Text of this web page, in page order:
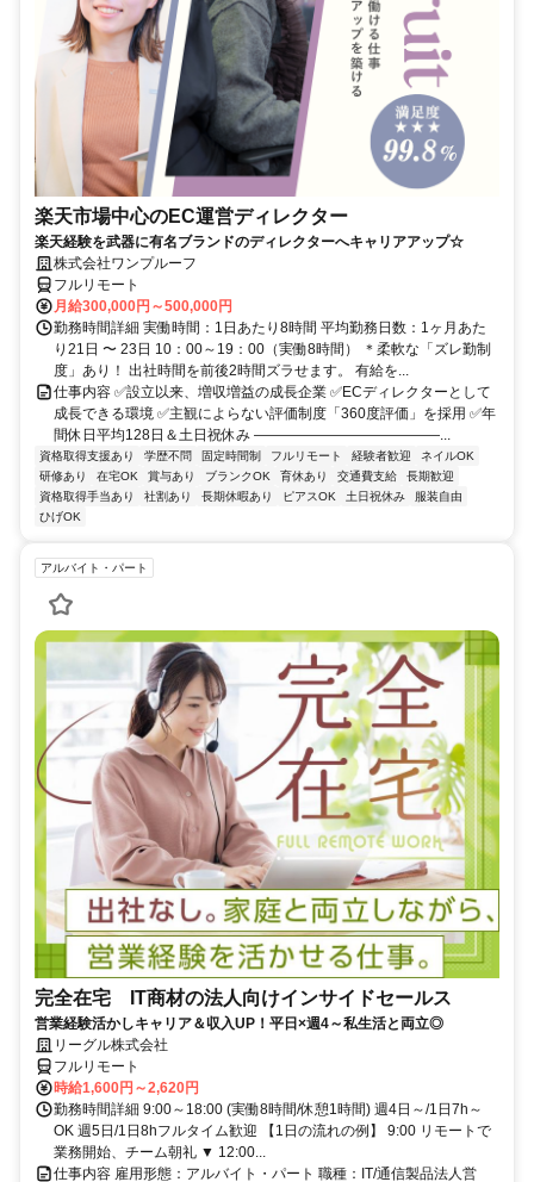
楽天市場中心のEC運営ディレクター
楽天経験を武器に有名ブランドのディレクターへキャリアアップ☆
株式会社ワンプルーフ
フルリモート
月給300,000円～500,000円
勤務時間詳細 実働時間：1日あたり8時間 平均勤務日数：1ヶ月あた
り21日 〜 23日 10：00～19：00（実働8時間） ＊柔軟な「ズレ勤制
度」あり！ 出社時間を前後2時間ズラせます。 有給を...
仕事内容 ✅設立以来、増収増益の成長企業 ✅ECディレクターとして
成長できる環境 ✅主観によらない評価制度「360度評価」を採用 ✅年
間休日平均128日＆土日祝休み ―――――――――――――...
資格取得支援あり 学歴不問 固定時間制 フルリモート 経験者歓迎
ネイルOK
研修あり
在宅OK 賞与あり ブランクOK 育休あり 交通費支給
長期歓迎
資格取得手当あり
社割あり 長期休暇あり ピアスOK 土日祝休み
服装自由
ひげOK
アルバイト・パート
完全在宅 IT商材の法人向けインサイドセールス
営業経験活かしキャリア＆収入UP！平日×週4～私生活と両立◎
リーグル株式会社
フルリモート
時給1,600円～2,620円
勤務時間詳細 9:00～18:00 (実働8時間/休憩1時間) 週4日～/1日7h～
OK 週5日/1日8hフルタイム歓迎 【1日の流れの例】 9:00 リモートで
業務開始、チーム朝礼 ▼ 12:00...
仕事内容 雇用形態：アルバイト・パート 職種：IT/通信製品法人営